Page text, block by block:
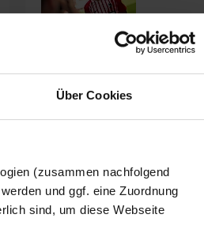
Über Cookies
(zusammen nachfolgend
und ggf. eine Zuordnung
sind, um diese Webseite
FRAUEN &
ACTION,
OLM